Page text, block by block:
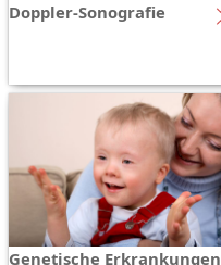
Doppler-Sonografie
Genetische Erkrankungen